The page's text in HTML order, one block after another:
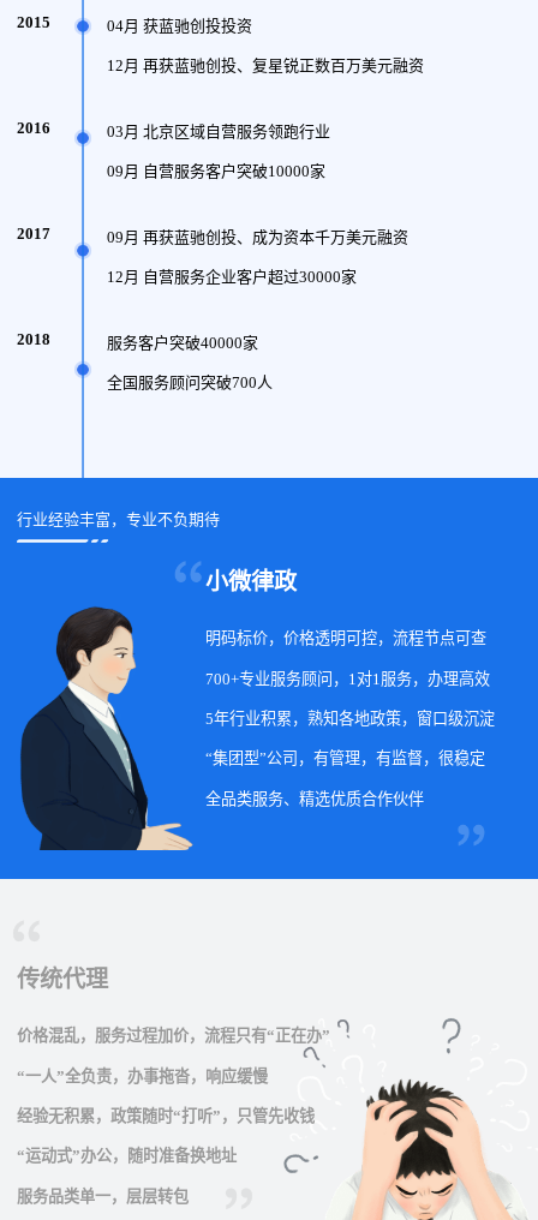
2015 04月 获蓝驰创投投资
12月 再获蓝驰创投、复星锐正数百万美元融资
2016 03月 北京区域自营服务领跑行业
09月 自营服务客户突破10000家
2017 09月 再获蓝驰创投、成为资本千万美元融资
12月 自营服务企业客户超过30000家
2018 服务客户突破40000家
全国服务顾问突破700人
行业经验丰富，专业不负期待
小微律政
明码标价，价格透明可控，流程节点可查
700+专业服务顾问，1对1服务，办理高效
5年行业积累，熟知各地政策，窗口级沉淀
“集团型”公司，有管理，有监督，很稳定
全品类服务、精选优质合作伙伴
传统代理
价格混乱，服务过程加价，流程只有“正在办”
“一人”全负责，办事拖沓，响应缓慢
经验无积累，政策随时“打听”，只管先收钱
“运动式”办公，随时准备换地址
服务品类单一，层层转包